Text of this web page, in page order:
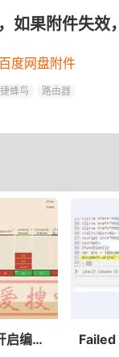
如果附件失效
百度网盘附件
蜂鸟
路由器
宝塔面板LNMP开启编译Brotli压缩宝塔面板安装Brotli压缩命令